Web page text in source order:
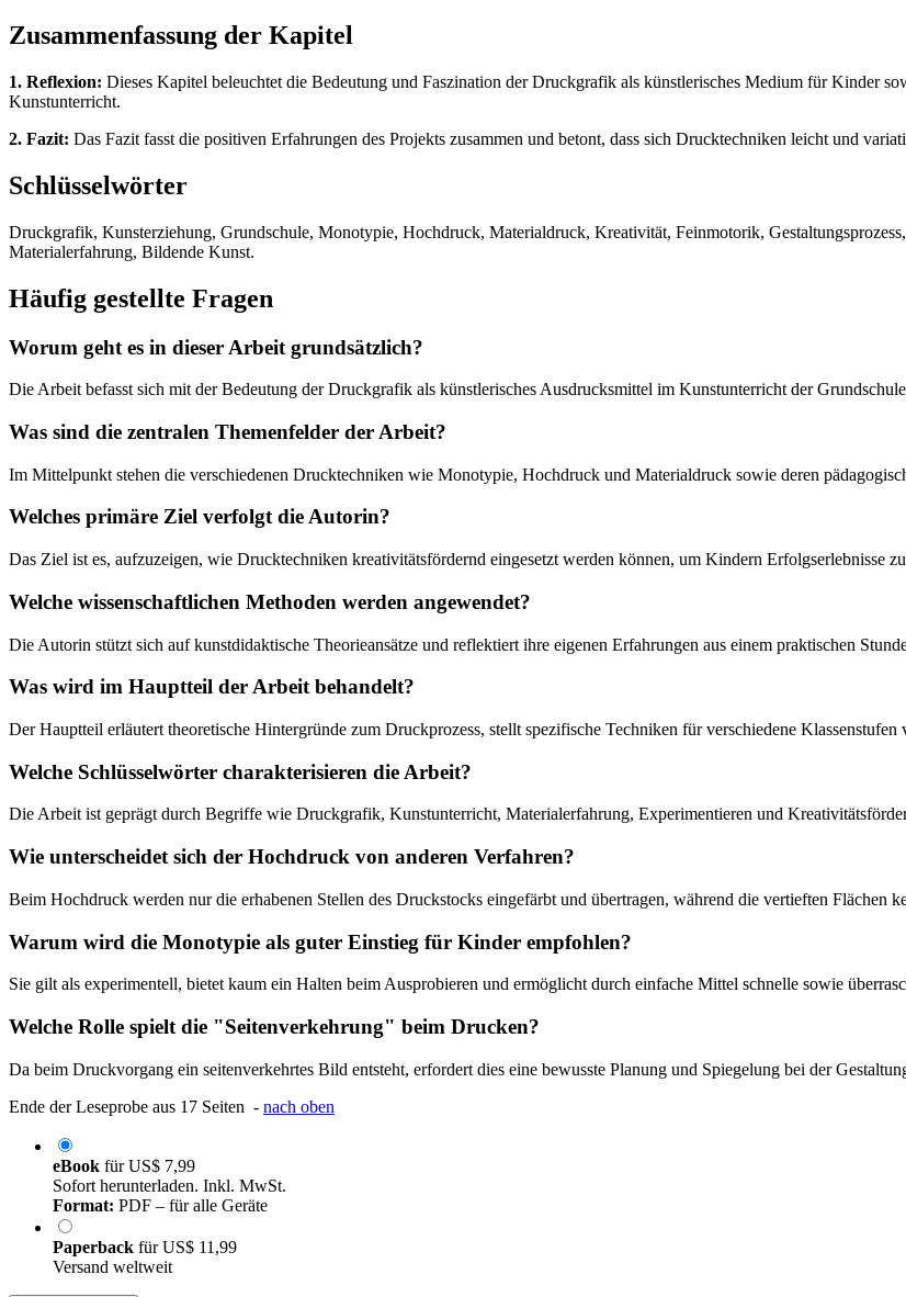
Zusammenfassung der Kapitel
1. Reflexion: Dieses Kapitel beleuchtet die Bedeutung und Faszination der Druckgrafik als künstlerisches Medium für Kinder
Kunstunterricht.
2. Fazit: Das Fazit fasst die positiven Erfahrungen des Projekts zusammen und betont, dass sich Drucktechniken leicht und
Schlüsselwörter
Druckgrafik, Kunsterziehung, Grundschule, Monotypie, Hochdruck, Materialdruck, Kreativität, Feinmotorik,
Materialerfahrung, Bildende Kunst.
Häufig gestellte Fragen
Worum geht es in dieser Arbeit grundsätzlich?
Die Arbeit befasst sich mit der Bedeutung der Druckgrafik als künstlerisches Ausdrucksmittel im Kunstunterricht der
Was sind die zentralen Themenfelder der Arbeit?
Im Mittelpunkt stehen die verschiedenen Drucktechniken wie Monotypie, Hochdruck und Materialdruck sowie deren
Welches primäre Ziel verfolgt die Autorin?
Das Ziel ist es, aufzuzeigen, wie Drucktechniken kreativitätsfördernd eingesetzt werden können, um Kindern Erfolgserlebnisse
Welche wissenschaftlichen Methoden werden angewendet?
Die Autorin stützt sich auf kunstdidaktische Theorieansätze und reflektiert ihre eigenen Erfahrungen aus einem praktischen
Was wird im Hauptteil der Arbeit behandelt?
Der Hauptteil erläutert theoretische Hintergründe zum Druckprozess, stellt spezifische Techniken für verschiedene
Welche Schlüsselwörter charakterisieren die Arbeit?
Die Arbeit ist geprägt durch Begriffe wie Druckgrafik, Kunstunterricht, Materialerfahrung, Experimentieren und
Wie unterscheidet sich der Hochdruck von anderen Verfahren?
Beim Hochdruck werden nur die erhabenen Stellen des Druckstocks eingefärbt und übertragen, während die vertieften Flächen
Warum wird die Monotypie als guter Einstieg für Kinder empfohlen?
Sie gilt als experimentell, bietet kaum ein Halten beim Ausprobieren und ermöglicht durch einfache Mittel schnelle sowie
Welche Rolle spielt die "Seitenverkehrung" beim Drucken?
Da beim Druckvorgang ein seitenverkehrtes Bild entsteht, erfordert dies eine bewusste Planung und Spiegelung bei der
Ende der Leseprobe aus 17 Seiten - nach oben
eBook fürUS$ 7,99
Sofort herunterladen. Inkl. MwSt.
Format: PDF – für alle Geräte
Paperback fürUS$ 11,99
Versand weltweit